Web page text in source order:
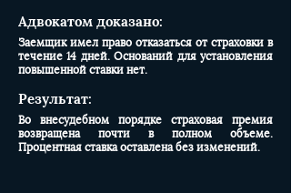
Адвокатом доказано:
Заемщик имел право отказаться от страховки в
течение 14 дней. Оснований для установления
повышенной ставки нет.
Результат:
Во внесудебном порядке страховая премия
возвращена почти в полном объеме.
Процентная ставка оставлена без изменений.